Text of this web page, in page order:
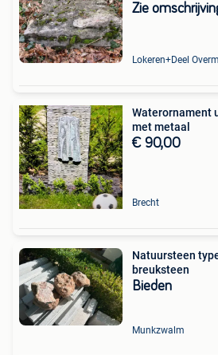
Zie
Waterornament
met metaal
€ 90,00
Brecht
Natuursteen
breuksteen
Bieden
Munkzwalm